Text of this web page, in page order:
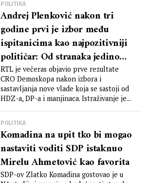
POLITIKA
Andrej Plenković nakon tri
godine prvi je izbor među
ispitanicima kao najpozitivniji
političar: Od stranaka jedino
Most bilježi pad
RTL je večeras objavio prve rezultate
CRO Demoskopa nakon izbora i
sastavljanja nove vlade koja se sastoji od
HDZ-a, DP-a i manjinaca. Istraživanje je...
POLITIKA
Komadina na upit tko bi mogao
nastaviti voditi SDP istaknuo
Mirelu Ahmetović kao favorita
SDP-ov Zlatko Komadina gostovao je u